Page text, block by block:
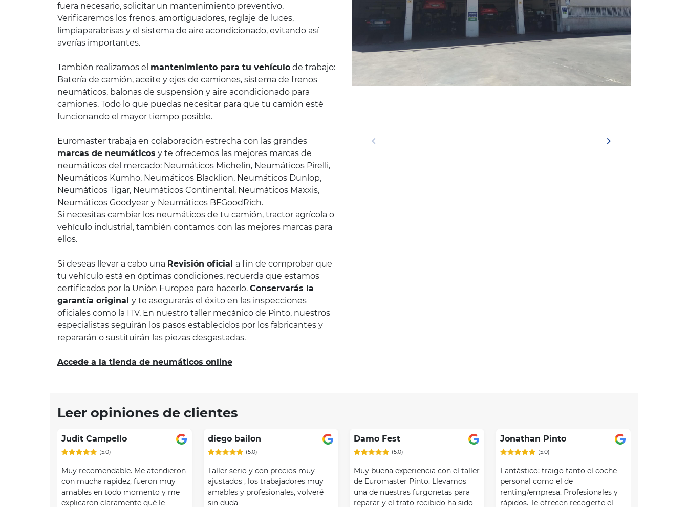
fuera necesario, solicitar un mantenimiento preventivo.
Verificaremos los frenos, amortiguadores, reglaje de luces,
limpiaparabrisas y el sistema de aire acondicionado, evitando así
averías importantes.
También realizamos el mantenimiento para tu vehículo de trabajo:
Batería de camión, aceite y ejes de camiones, sistema de frenos
neumáticos, balonas de suspensión y aire acondicionado para
camiones. Todo lo que puedas necesitar para que tu camión esté
funcionando el mayor tiempo posible.
Euromaster trabaja en colaboración estrecha con las grandes
marcas de neumáticos y te ofrecemos las mejores marcas de
neumáticos del mercado: Neumáticos Michelin, Neumáticos Pirelli,
Neumáticos Kumho, Neumáticos Blacklion, Neumáticos Dunlop,
Neumáticos Tigar, Neumáticos Continental, Neumáticos Maxxis,
Neumáticos Goodyear y Neumáticos BFGoodRich.
Si necesitas cambiar los neumáticos de tu camión, tractor agrícola o
vehículo industrial, también contamos con las mejores marcas para
ellos.
Si deseas llevar a cabo una Revisión oficial a fin de comprobar que
tu vehículo está en óptimas condiciones, recuerda que estamos
certificados por la Unión Europea para hacerlo. Conservarás la
garantía original y te asegurarás el éxito en las inspecciones
oficiales como la ITV. En nuestro taller mecánico de Pinto, nuestros
especialistas seguirán los pasos establecidos por los fabricantes y
repararán o sustituirán las piezas desgastadas.
Accede a la tienda de neumáticos online
of
Leer opiniones de clientes
Judit Campello
(5.0)
Muy recomendable. Me atendieron
con mucha rapidez, fueron muy
amables en todo momento y me
explicaron claramente qué le
diego bailon
(5.0)
Taller serio y con precios muy
ajustados , los trabajadores muy
amables y profesionales, volveré
sin duda
Damo Fest
(5.0)
Muy buena experiencia con el taller
de Euromaster Pinto. Llevamos
una de nuestras furgonetas para
reparar y el trato recibido ha sido
Jonathan Pinto
(5.0)
Fantástico; traigo tanto el coche
personal como el de
renting/empresa. Profesionales y
rápidos. Te ofrecen recogerte el